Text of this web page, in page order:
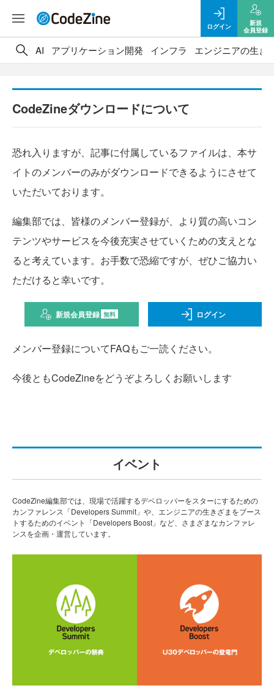
ログイン
新規
会員登録
AI アプリケーション開発 インフラ エンジニアの生き
CodeZineダウンロードについて
恐れ入りますが、記事に付属しているファイルは、本サ
イトのメンバーのみがダウンロードできるようにさせて
いただいております。
編集部では、皆様のメンバー登録が、より質の高いコン
テンツやサービスを今後充実させていくための支えとな
ると考えています。お手数で恐縮ですが、ぜひご協力い
ただけると幸いです。
新規会員登録 無料 ログイン
メンバー登録についてFAQもご一読ください。
今後ともCodeZineをどうぞよろしくお願いします
イベント
CodeZine編集部では、現場で活躍するデベロッパーをスターにするための
カンファレンス「Developers Summit」や、エンジニアの生きざまをブース
トするためのイベント「Developers Boost」など、さまざまなカンファレ
ンスを企画・運営しています。